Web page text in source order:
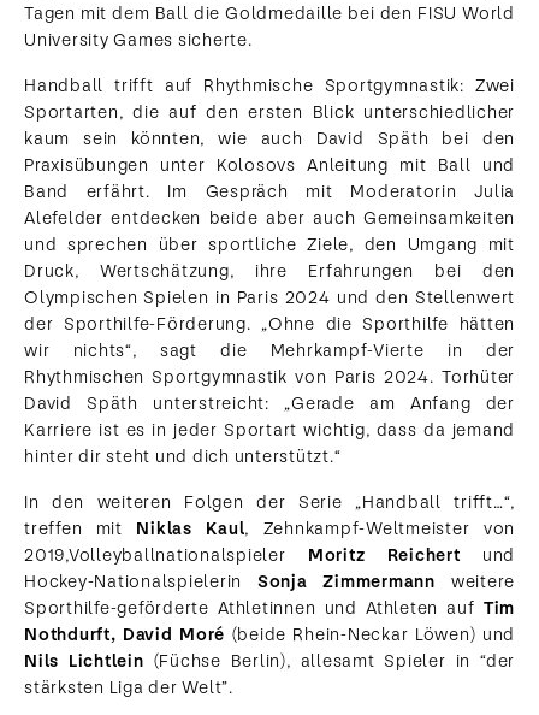
Tagen mit dem Ball die Goldmedaille bei den FISU World
University Games sicherte.
Handball trifft auf Rhythmische Sportgymnastik: Zwei
Sportarten, die auf den ersten Blick unterschiedlicher
kaum sein könnten, wie auch David Späth bei den
Praxisübungen unter Kolosovs Anleitung mit Ball und
Band erfährt. Im Gespräch mit Moderatorin Julia
Alefelder entdecken beide aber auch Gemeinsamkeiten
und sprechen über sportliche Ziele, den Umgang mit
Druck, Wertschätzung, ihre Erfahrungen bei den
Olympischen Spielen in Paris 2024 und den Stellenwert
der Sporthilfe-Förderung. „Ohne die Sporthilfe hätten
wir nichts“, sagt die Mehrkampf-Vierte in der
Rhythmischen Sportgymnastik von Paris 2024. Torhüter
David Späth unterstreicht: „Gerade am Anfang der
Karriere ist es in jeder Sportart wichtig, dass da jemand
hinter dir steht und dich unterstützt.“
In den weiteren Folgen der Serie „Handball trifft…“,
treffen mit Niklas Kaul, Zehnkampf-Weltmeister von
2019,Volleyballnationalspieler Moritz Reichert und
Hockey-Nationalspielerin Sonja Zimmermann weitere
Sporthilfe-geförderte Athletinnen und Athleten auf Tim
Nothdurft, David Moré (beide Rhein-Neckar Löwen) und
Nils Lichtlein (Füchse Berlin), allesamt Spieler in “der
stärksten Liga der Welt”.